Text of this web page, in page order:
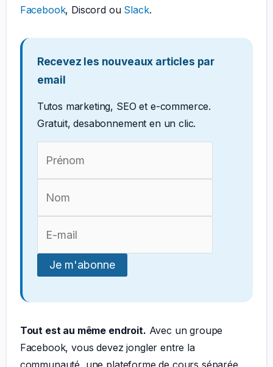
Facebook, Discord ou Slack.
Recevez les nouveaux articles par
email
Tutos marketing, SEO et e-commerce.
Gratuit, desabonnement en un clic.
Tout est au même endroit. Avec un groupe
Facebook, vous devez jongler entre la